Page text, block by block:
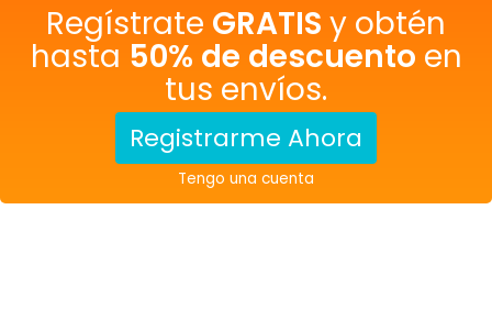
Regístrate GRATIS y obtén
hasta 50% de descuento en
tus envíos.
Registrarme Ahora
Tengo una cuenta